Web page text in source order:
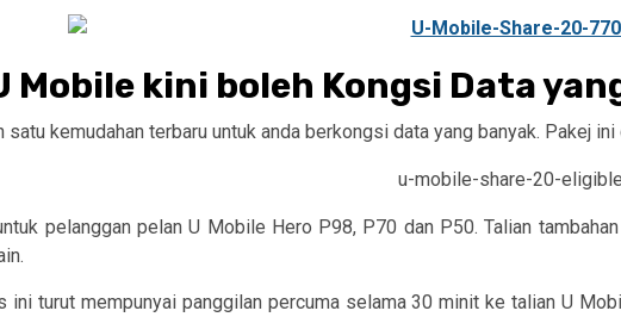
Mobile kini boleh Kongsi Data
kemudahan terbaru untuk anda berkongsi data yang banyak. Pakej
pelanggan pelan U Mobile Hero P98, P70 dan P50. Talian
ini turut mempunyai panggilan percuma selama 30 minit ke talian U